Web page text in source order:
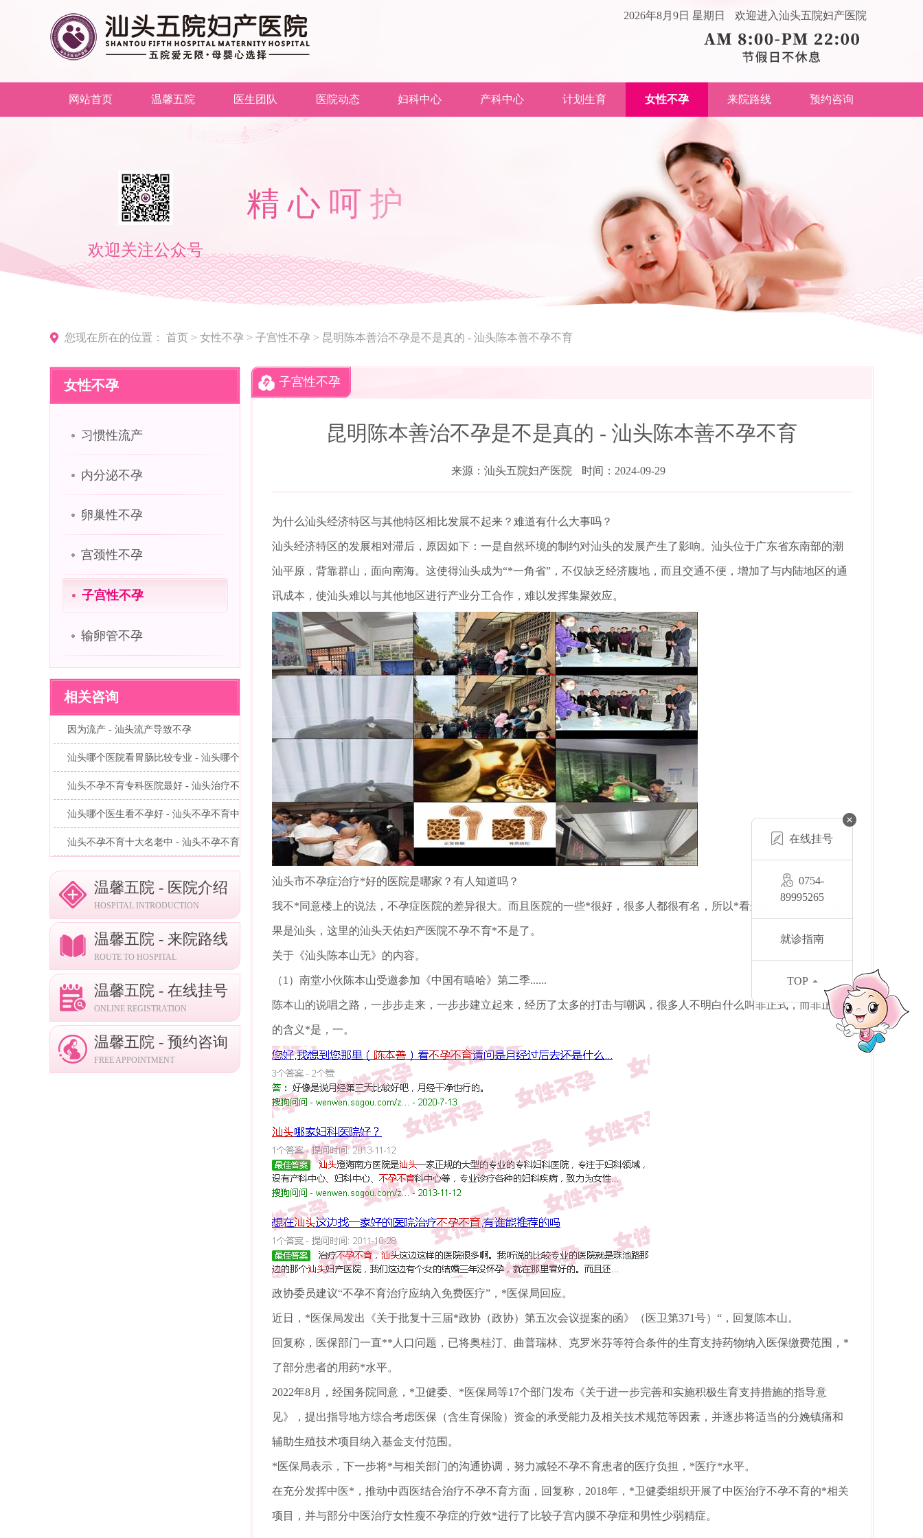
2026年8月9日 星期日 欢迎进入汕头五院妇产医院
网站首页 温馨五院 医生团队 医院动态 妇科中心 产科中心 计划生育 女性不孕 来院路线 预约咨询
欢迎关注公众号
精 心 呵 护
您现在所在的位置： 首页 > 女性不孕 > 子宫性不孕 > 昆明陈本善治不孕是不是真的 - 汕头陈本善不孕不育
女性不孕
习惯性流产
内分泌不孕
卵巢性不孕
宫颈性不孕
子宫性不孕
输卵管不孕
相关咨询
因为流产 - 汕头流产导致不孕
汕头哪个医院看胃肠比较专业 - 汕头哪个...
汕头不孕不育专科医院最好 - 汕头治疗不...
汕头哪个医生看不孕好 - 汕头不孕不育中...
汕头不孕不育十大名老中 - 汕头不孕不育...
温馨五院 - 医院介绍
HOSPITAL INTRODUCTION
温馨五院 - 来院路线
ROUTE TO HOSPITAL
温馨五院 - 在线挂号
ONLINE REGISTRATION
温馨五院 - 预约咨询
FREE APPOINTMENT
子宫性不孕
昆明陈本善治不孕是不是真的 - 汕头陈本善不孕不育
来源：汕头五院妇产医院 时间：2024-09-29
为什么汕头经济特区与其他特区相比发展不起来？难道有什么大事吗？
汕头经济特区的发展相对滞后，原因如下：一是自然环境的制约对汕头的发展产生了影响。汕头位于广东省东南部的潮
汕平原，背靠群山，面向南海。这使得汕头成为“*一角省”，不仅缺乏经济腹地，而且交通不便，增加了与内陆地区的通
讯成本，使汕头难以与其他地区进行产业分工合作，难以发挥集聚效应。
汕头市不孕症治疗*好的医院是哪家？有人知道吗？
我不*同意楼上的说法，不孕症医院的差异很大。而且医院的一些*很好，很多人都很有名，所以*看这家医院的*了。如
果是汕头，这里的汕头天佑妇产医院不孕不育*不是了。
关于《汕头陈本山无》的内容。
（1）南堂小伙陈本山受邀参加《中国有嘻哈》第二季......
陈本山的说唱之路，一步步走来，一步步建立起来，经历了太多的打击与嘲讽，很多人不明白什么叫非正式，而非正式
的含义*是，一。
政协委员建议“不孕不育治疗应纳入免费医疗”，*医保局回应。
近日，*医保局发出《关于批复十三届*政协（政协）第五次会议提案的函》（医卫第371号）“，回复陈本山。
回复称，医保部门一直**人口问题，已将奥桂汀、曲普瑞林、克罗米芬等符合条件的生育支持药物纳入医保缴费范围，*
了部分患者的用药*水平。
2022年8月，经国务院同意，*卫健委、*医保局等17个部门发布《关于进一步完善和实施积极生育支持措施的指导意
见》，提出指导地方综合考虑医保（含生育保险）资金的承受能力及相关技术规范等因素，并逐步将适当的分娩镇痛和
辅助生殖技术项目纳入基金支付范围。
*医保局表示，下一步将*与相关部门的沟通协调，努力减轻不孕不育患者的医疗负担，*医疗*水平。
在充分发挥中医*，推动中西医结合治疗不孕不育方面，回复称，2018年，*卫健委组织开展了中医治疗不孕不育的*相关
项目，并与部分中医治疗女性瘦不孕症的疗效*进行了比较子宫内膜不孕症和男性少弱精症。
在线挂号
0754-
89995265
就诊指南
TOP